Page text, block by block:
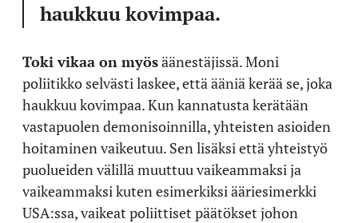
haukkuu kovimpaa.
Toki vikaa on myösäänestäjissä. Moni
poliitikko selvästi laskee, että ääniä kerää se, joka
haukkuu kovimpaa. Kun kannatusta kerätään
vastapuolen demonisoinnilla, yhteisten asioiden
hoitaminen vaikeutuu. Sen lisäksi että yhteistyö
puolueiden välillä muuttuu vaikeammaksi ja
vaikeammaksi kuten esimerkiksi ääriesimerkki
USA:ssa, vaikeat poliittiset päätökset johon